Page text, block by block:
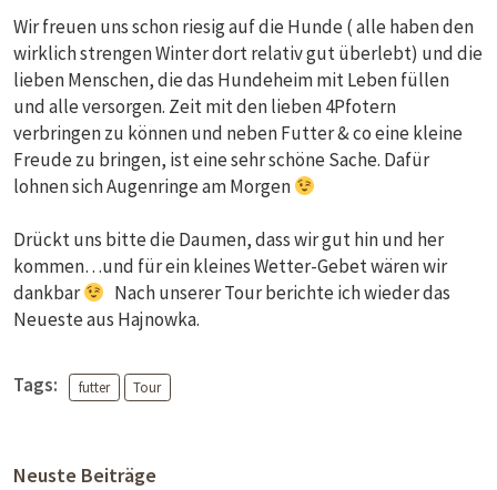
Wir freuen uns schon riesig auf die Hunde ( alle haben den
wirklich strengen Winter dort relativ gut überlebt) und die
lieben Menschen, die das Hundeheim mit Leben füllen
und alle versorgen. Zeit mit den lieben 4Pfotern
verbringen zu können und neben Futter & co eine kleine
Freude zu bringen, ist eine sehr schöne Sache. Dafür
lohnen sich Augenringe am Morgen
Drückt uns bitte die Daumen, dass wir gut hin und her
kommen…und für ein kleines Wetter-Gebet wären wir
dankbar
Nach unserer Tour berichte ich wieder das
Neueste aus Hajnowka.
Tags: futter Tour
Neuste Beiträge